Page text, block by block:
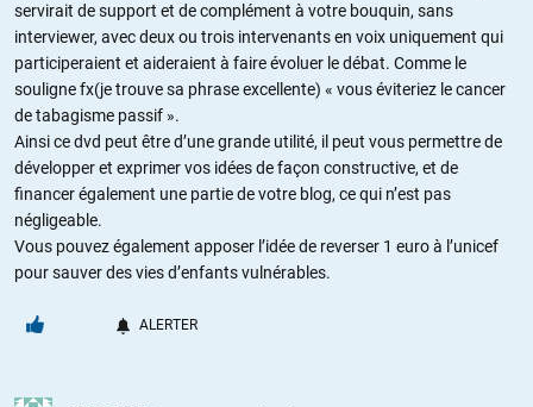
servirait de support et de complément à votre bouquin, sans
interviewer, avec deux ou trois intervenants en voix uniquement qui
participeraient et aideraient à faire évoluer le débat. Comme le
souligne fx(je trouve sa phrase excellente) « vous éviteriez le cancer
de tabagisme passif ».
Ainsi ce dvd peut être d’une grande utilité, il peut vous permettre de
développer et exprimer vos idées de façon constructive, et de
financer également une partie de votre blog, ce qui n’est pas
négligeable.
Vous pouvez également apposer l’idée de reverser 1 euro à l’unicef
pour sauver des vies d’enfants vulnérables.
ALERTER